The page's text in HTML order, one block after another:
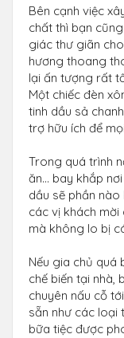
Bên cạnh việc
chất thì bạn
giác thư giãn
hương thoang
lại ấn tượng rất
Một chiếc đèn
tinh dầu sả
trợ hữu ích để
Trong quá trình
ăn… bay khắp
dầu sẽ phần
các vị khách
mà không lo bị
Nếu gia chủ quá
chế biến tại nhà,
chuyên nấu cỗ
sẵn như các loại
bữa tiệc được